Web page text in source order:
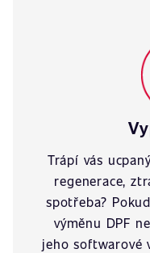
Trápí vás
regenerace,
spotřeba?
výměnu DPF
jeho softwarové